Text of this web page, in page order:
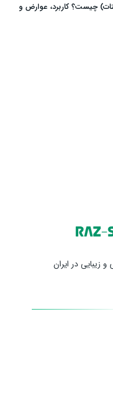
چیست؟ کاربرد، عوارض و
زیبایی در ایران